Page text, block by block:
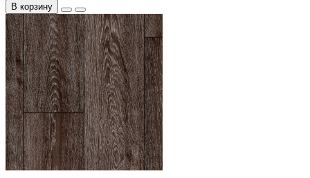
В корзину